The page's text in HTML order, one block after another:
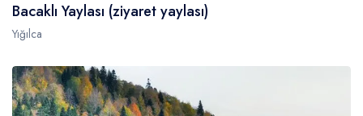
Bacaklı Yaylası (ziyaret yaylası)
Yığılca